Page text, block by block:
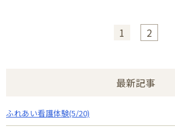
1 2
最新記事
ふれあい看護体験(5/20)